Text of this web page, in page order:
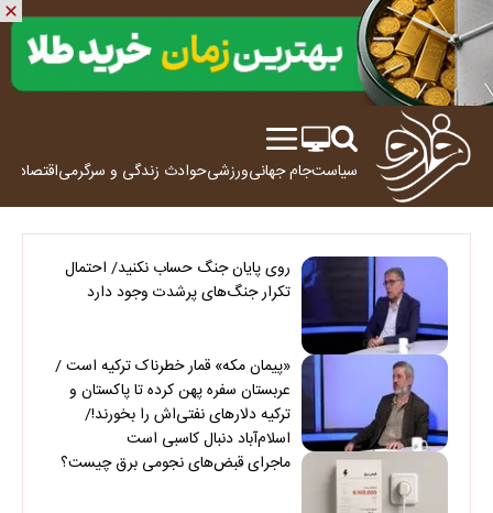
سیاستجام جهانیورزشیحوادث زندگی و سرگرمیاقتصاد
روی پایان جنگ حساب نکنید/ احتمال
تکرار جنگ‌های پرشدت وجود دارد
«پیمان مکه» قمار خطرناک ترکیه است /
عربستان سفره پهن کرده تا پاکستان و
ترکیه دلارهای نفتی‌اش را بخورند!/
اسلام‌آباد دنبال کاسبی است
ماجرای قبض‌های نجومی برق چیست؟